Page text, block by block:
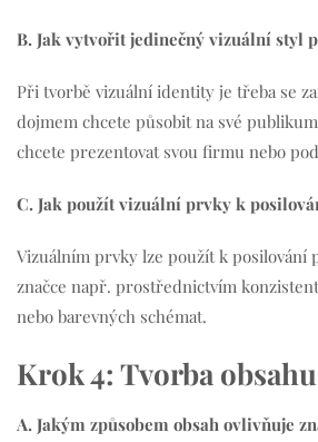
B. Jak vytvořit jedinečný vizuální styl
Při tvorbě vizuální identity je třeba se
dojmem chcete působit na své
chcete prezentovat svou firmu nebo
C. Jak použít vizuální prvky k
Vizuálním prvky lze použít k posilování
značce např. prostřednictvím
nebo barevných schémat.
Krok 4: Tvorba obsahu
A. Jakým způsobem obsah ovlivňuje